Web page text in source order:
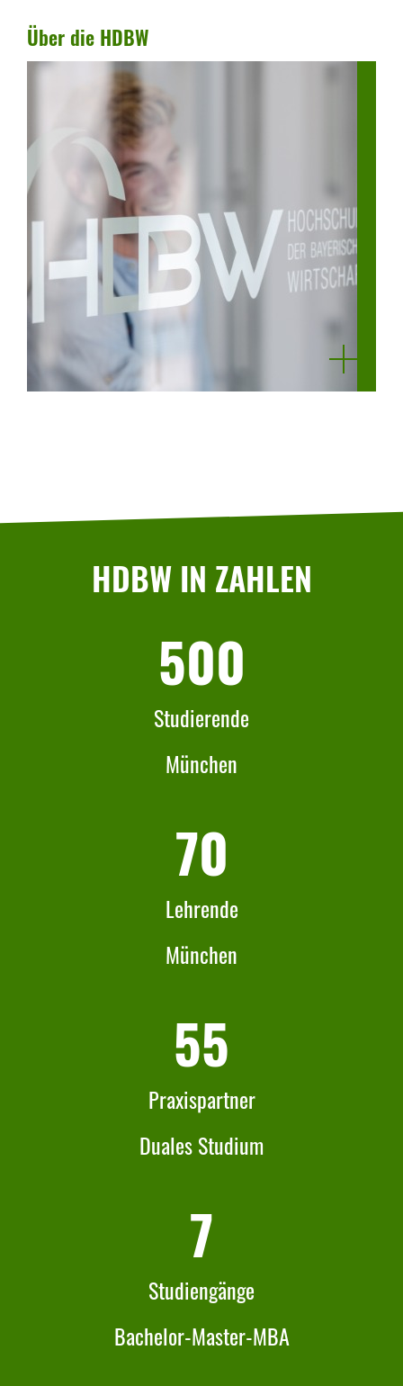
Über die HDBW
anzeigen
HDBW IN ZAHLEN
500
Studierende
München
70
Lehrende
München
55
Praxispartner
Duales Studium
7
Studiengänge
Bachelor-Master-MBA